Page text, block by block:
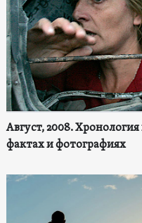
Август, 2008.
фактах и фотографиях